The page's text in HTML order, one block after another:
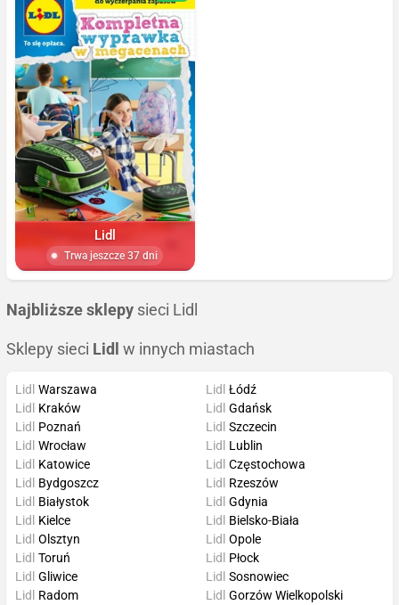
Lidl
Trwa jeszcze 37 dni
Najbliższe sklepy sieci Lidl
Sklepy sieci Lidl w innych miastach
Lidl Warszawa
Lidl
Kraków
Lidl
Poznań
Lidl Wrocław
Lidl Łódź
Lidl Gdańsk
Lidl Szczecin
Lidl
Lublin
Lidl
Katowice
Lidl
Bydgoszcz
Lidl
Białystok
Lidl
Kielce
Lidl Częstochowa
Lidl
Rzeszów
Lidl Gdynia
Lidl
Bielsko-Biała
Lidl Olsztyn
Lidl Toruń
Lidl Gliwice
Lidl
Radom
Lidl Opole
Lidl
Płock
Lidl Sosnowiec
Lidl Gorzów Wielkopolski